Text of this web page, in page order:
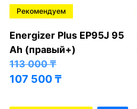
Рекомендуем
Energizer Plus EP95J 95
Ah (правый+)
113 000₸
107 500₸